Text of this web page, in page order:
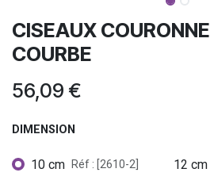
CISEAUX COURONNE
COURBE
56,09 €
DIMENSION
10 cm Réf : [2610-2] 12 cm